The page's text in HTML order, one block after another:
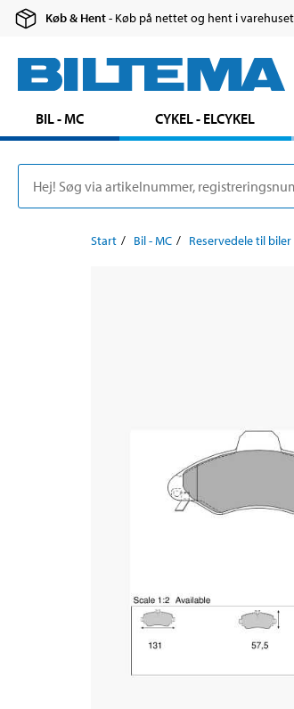
Køb & Hent- Køb på nettet og hent i
BIL - MC CYKEL - ELCYKEL
Start Bil - MC Reservedele til biler